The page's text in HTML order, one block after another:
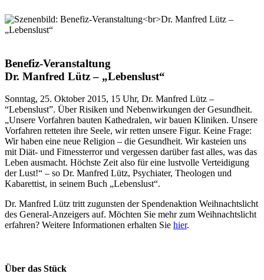
Benefiz-Veranstaltung
Dr. Manfred Lütz – „Lebenslust“
Sonntag, 25. Oktober 2015, 15 Uhr, Dr. Manfred Lütz –
“Lebenslust”. Über Risiken und Nebenwirkungen der Gesundheit.
„Unsere Vorfahren bauten Kathedralen, wir bauen Kliniken. Unsere
Vorfahren retteten ihre Seele, wir retten unsere Figur. Keine Frage:
Wir haben eine neue Religion – die Gesundheit. Wir kasteien uns
mit Diät- und Fitnessterror und vergessen darüber fast alles, was das
Leben ausmacht. Höchste Zeit also für eine lustvolle Verteidigung
der Lust!“ – so Dr. Manfred Lütz, Psychiater, Theologen und
Kabarettist, in seinem Buch „Lebenslust“.
Dr. Manfred Lütz tritt zugunsten der Spendenaktion Weihnachtslicht
des General-Anzeigers auf. Möchten Sie mehr zum Weihnachtslicht
erfahren? Weitere Informationen erhalten Sie hier.
Über das Stück